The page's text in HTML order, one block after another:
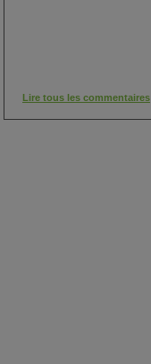
Lire tous les commentaires